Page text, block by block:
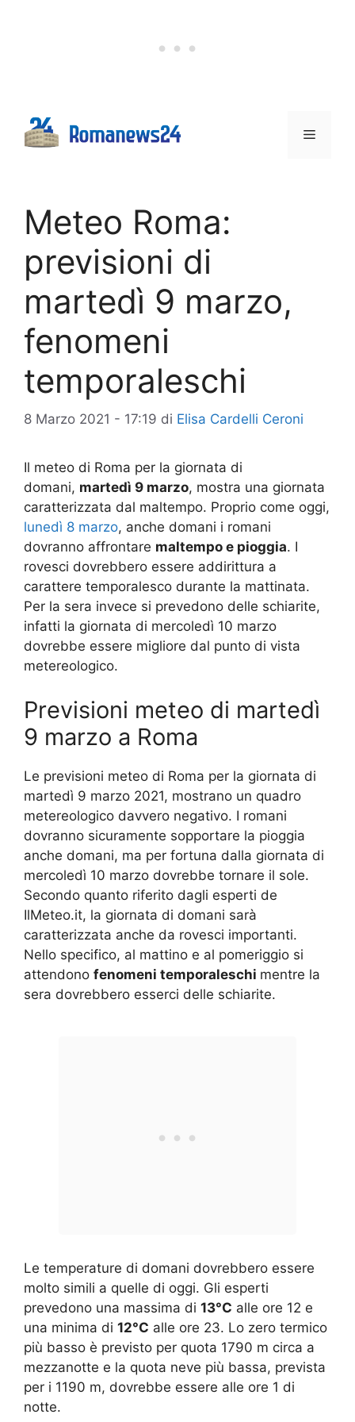
Menu
Meteo Roma:
previsioni di
martedì 9 marzo,
fenomeni
temporaleschi
8 Marzo 2021 - 17:19 di Elisa Cardelli Ceroni
Il meteo di Roma per la giornata di
domani, martedì 9 marzo, mostra una giornata
caratterizzata dal maltempo. Proprio come oggi,
lunedì 8 marzo, anche domani i romani
dovranno affrontare maltempo e pioggia. I
rovesci dovrebbero essere addirittura a
carattere temporalesco durante la mattinata.
Per la sera invece si prevedono delle schiarite,
infatti la giornata di mercoledì 10 marzo
dovrebbe essere migliore dal punto di vista
metereologico.
Previsioni meteo di martedì
9 marzo a Roma
Le previsioni meteo di Roma per la giornata di
martedì 9 marzo 2021, mostrano un quadro
metereologico davvero negativo. I romani
dovranno sicuramente sopportare la pioggia
anche domani, ma per fortuna dalla giornata di
mercoledì 10 marzo dovrebbe tornare il sole.
Secondo quanto riferito dagli esperti de
IlMeteo.it, la giornata di domani sarà
caratterizzata anche da rovesci importanti.
Nello specifico, al mattino e al pomeriggio si
attendono fenomeni temporaleschi mentre la
sera dovrebbero esserci delle schiarite.
Le temperature di domani dovrebbero essere
molto simili a quelle di oggi. Gli esperti
prevedono una massima di 13°C alle ore 12 e
una minima di 12°C alle ore 23. Lo zero termico
più basso è previsto per quota 1790 m circa a
mezzanotte e la quota neve più bassa, prevista
per i 1190 m, dovrebbe essere alle ore 1 di
notte.